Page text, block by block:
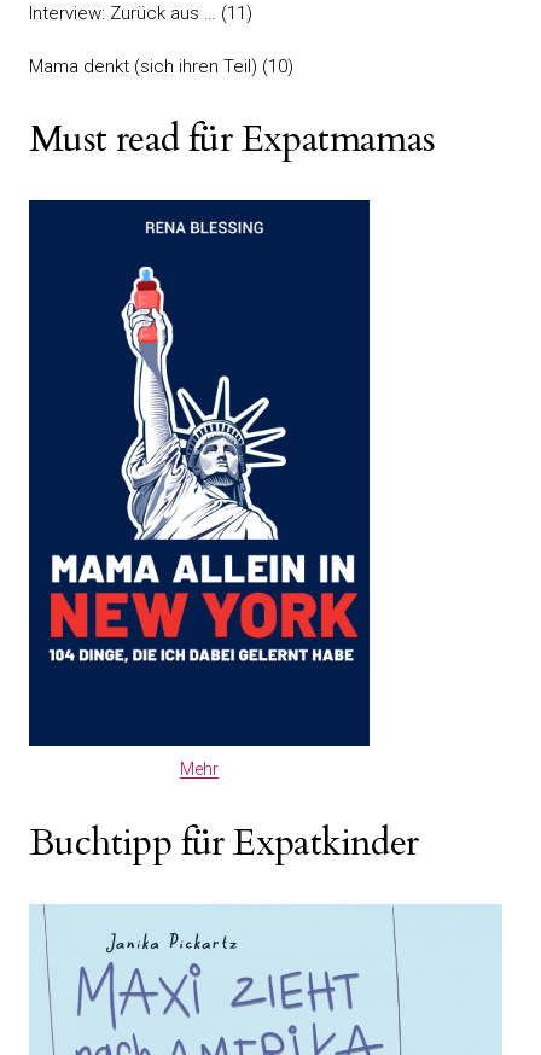
Interview: Zurück aus … (11)
Mama denkt (sich ihren Teil) (10)
Must read für Expatmamas
Mehr
Buchtipp für Expatkinder